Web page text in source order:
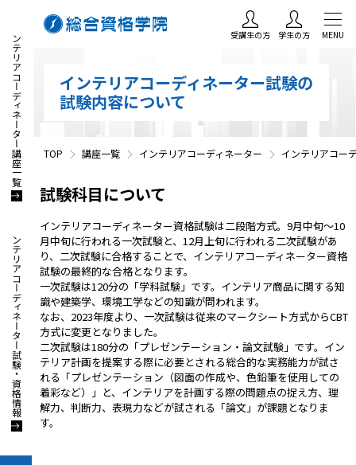
インテリアコーディネーター講座一覧
インテリアコーディネーター試験・資格情報
受講生の方 学生の方 MENU
インテリアコーディネーター試験の
試験内容について
TOP 講座一覧 インテリアコーディネーター インテリアコー
試験科目について
インテリアコーディネーター資格試験は二段階方式。9月中旬～10
月中旬に行われる一次試験と、12月上旬に行われる二次試験があ
り、二次試験に合格することで、インテリアコーディネーター資格
試験の最終的な合格となります。
一次試験は120分の「学科試験」です。インテリア商品に関する知
識や建築学、環境工学などの知識が問われます。
なお、2023年度より、一次試験は従来のマークシート方式からCBT
方式に変更となりました。
二次試験は180分の「プレゼンテーション・論文試験」です。イン
テリア計画を提案する際に必要とされる総合的な実務能力が試さ
れる「プレゼンテーション（図面の作成や、色鉛筆を使用しての
着彩など）」と、インテリアを計画する際の問題点の捉え方、理
解力、判断力、表現力などが試される「論文」が課題となりま
す。